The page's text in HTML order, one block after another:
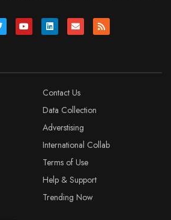
Contact Us
Data Collection
Adverstising
International Collab
Terms of Use
Help & Support
Trending Now